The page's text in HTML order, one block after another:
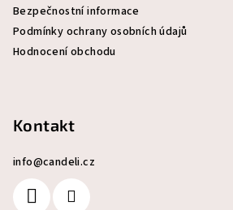
Bezpečnostní informace
Podmínky ochrany osobních údajů
Hodnocení obchodu
Kontakt
info@candeli.cz